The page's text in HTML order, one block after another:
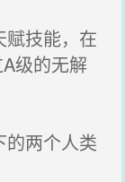
技能，在
级的无解
两个人类